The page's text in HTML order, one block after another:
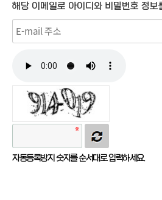
해당 이메일로 아이디와 비밀번호 정보
자동등록방지 숫자를 순서대로 입력하세요.